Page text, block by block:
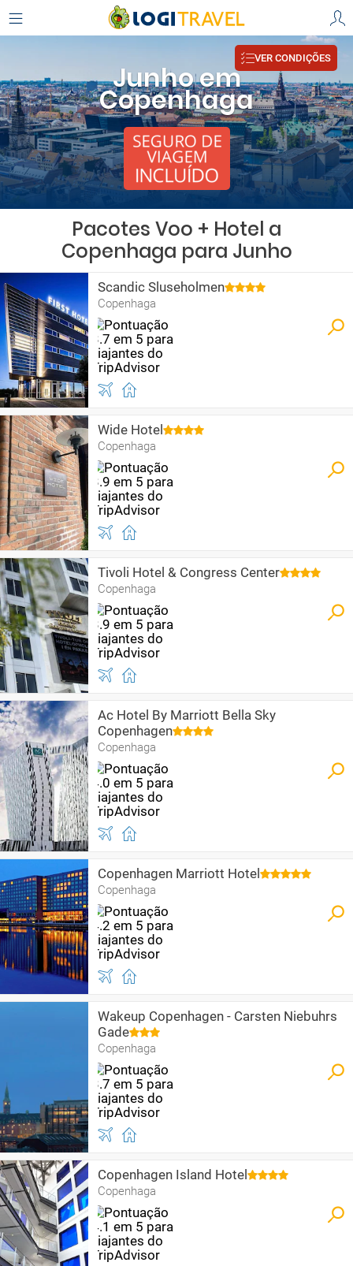
Junho em
Copenhaga
VER CONDIÇÕES
Pacotes Voo + Hotel a
Copenhaga para Junho
Scandic Sluseholmen
Copenhaga
Wide Hotel
Copenhaga
Tivoli Hotel & Congress Center
Copenhaga
Ac Hotel By Marriott Bella Sky
Copenhagen
Copenhaga
Copenhagen Marriott Hotel
Copenhaga
Wakeup Copenhagen - Carsten Niebuhrs
Gade
Copenhaga
Copenhagen Island Hotel
Copenhaga